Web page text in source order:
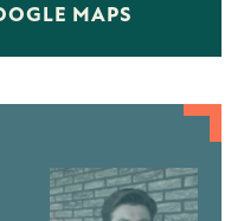
MAPS